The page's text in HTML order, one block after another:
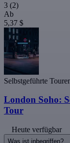
3 (2)
Ab
5,37 $
Selbstgeführte
London Soho:
Tour
Heute verfügbar
Was ist inbegriffen?